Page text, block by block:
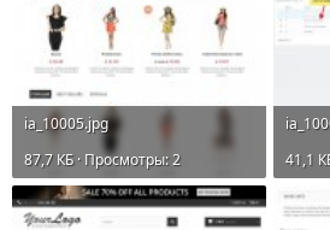
ia_10005.jpg
87,7 КБ · Просмотры: 2
41,1